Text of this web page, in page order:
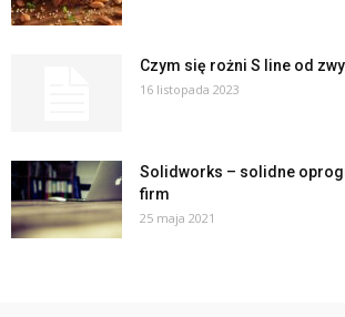
Czym się rożni S line od
16 listopada 2023
Solidworks – solidne
firm
25 maja 2021